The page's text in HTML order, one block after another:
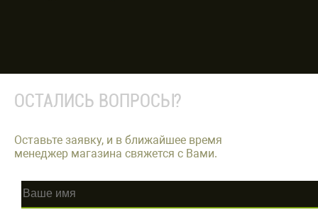
ОСТАЛИСЬ ВОПРОСЫ?
Оставьте заявку, и в ближайшее время
менеджер магазина свяжется с Вами.